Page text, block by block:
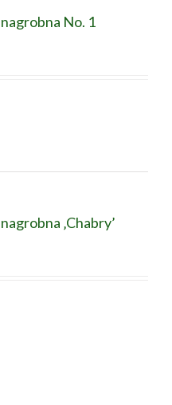
No. 1
‚Chabry’